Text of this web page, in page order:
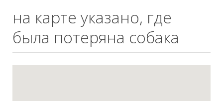
на карте указано, где
была потеряна собака